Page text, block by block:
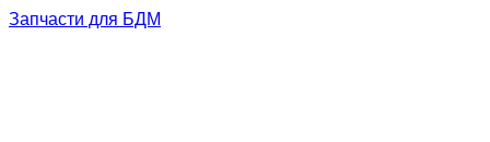
Запчасти для БДМ